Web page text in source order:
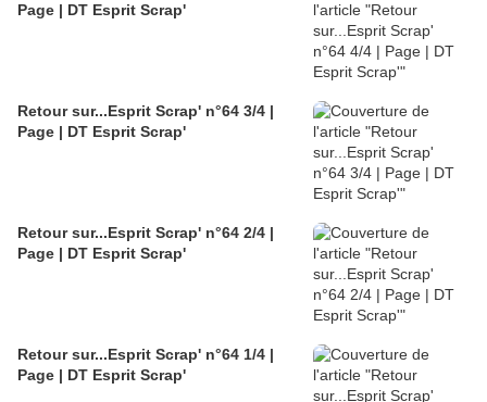
Page | DT Esprit Scrap'
Retour sur...Esprit Scrap' n°64 3/4 |
Page | DT Esprit Scrap'
Retour sur...Esprit Scrap' n°64 2/4 |
Page | DT Esprit Scrap'
Retour sur...Esprit Scrap' n°64 1/4 |
Page | DT Esprit Scrap'